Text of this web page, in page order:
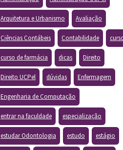
Arquitetura e Urbanismo Avaliação
Ciências Contábeis Contabilidade
curso de farmácia dicas Direito
Direito UCPel dúvidas Enfermagem
Engenharia de Computação
entrar na faculdade especialização
estudar Odontologia estudo estágio